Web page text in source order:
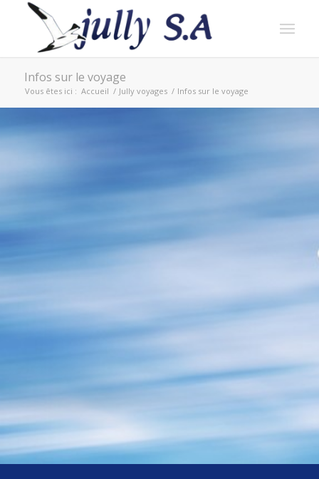
Infos sur le voyage
Vous êtes ici : Accueil / Jully voyages / Infos sur le voyage